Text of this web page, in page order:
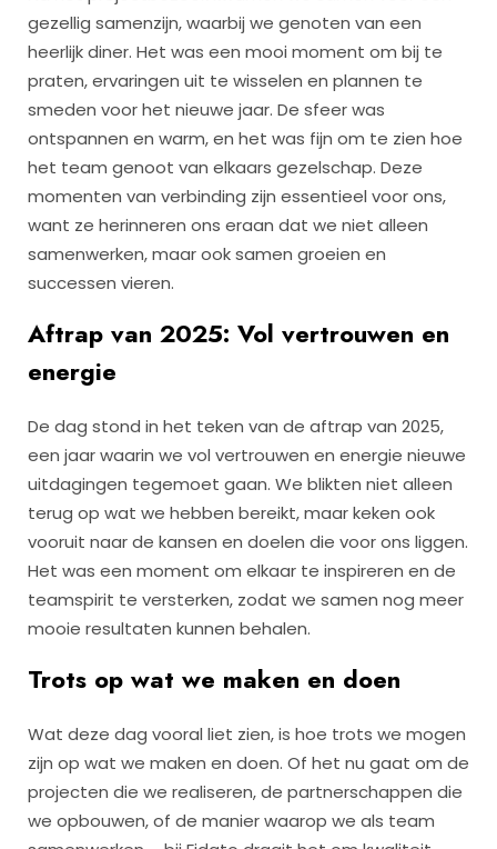
gezellig samenzijn, waarbij we genoten van een
heerlijk diner. Het was een mooi moment om bij te
praten, ervaringen uit te wisselen en plannen te
smeden voor het nieuwe jaar. De sfeer was
ontspannen en warm, en het was fijn om te zien hoe
het team genoot van elkaars gezelschap. Deze
momenten van verbinding zijn essentieel voor ons,
want ze herinneren ons eraan dat we niet alleen
samenwerken, maar ook samen groeien en
successen vieren.
Aftrap van 2025: Vol vertrouwen en
energie
De dag stond in het teken van de aftrap van 2025,
een jaar waarin we vol vertrouwen en energie nieuwe
uitdagingen tegemoet gaan. We blikten niet alleen
terug op wat we hebben bereikt, maar keken ook
vooruit naar de kansen en doelen die voor ons liggen.
Het was een moment om elkaar te inspireren en de
teamspirit te versterken, zodat we samen nog meer
mooie resultaten kunnen behalen.
Trots op wat we maken en doen
Wat deze dag vooral liet zien, is hoe trots we mogen
zijn op wat we maken en doen. Of het nu gaat om de
projecten die we realiseren, de partnerschappen die
we opbouwen, of de manier waarop we als team